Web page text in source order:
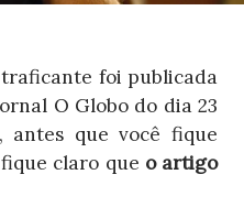
foi publicada
O Globo do dia 23
antes que você fique
claro que o artigo